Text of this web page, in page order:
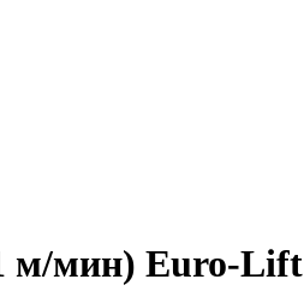
м/мин) Euro-Lift